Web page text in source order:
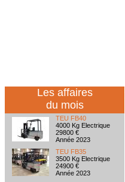
Les affaires
du mois
TEU FB40
4000 Kg Electrique
29800 €
Année 2023
TEU FB35
3500 Kg Electrique
24900 €
Année 2023